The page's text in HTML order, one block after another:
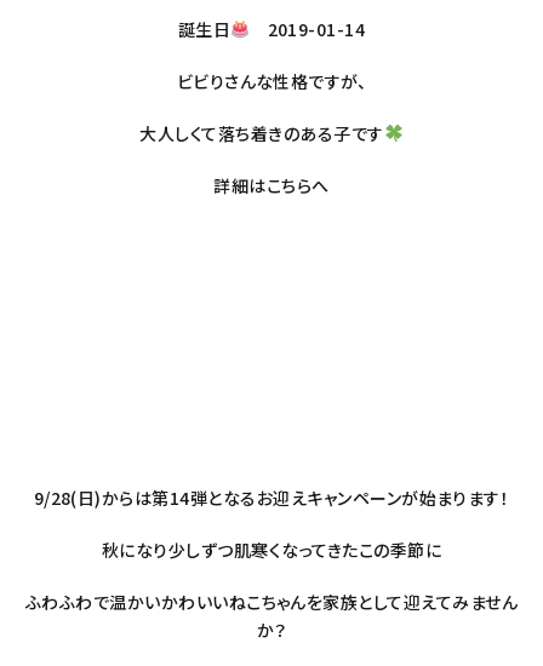
誕生日 2019-01-14
ビビりさんな性格ですが、
大人しくて落ち着きのある子です
詳細はこちらへ
9/28(日)からは第14弾となるお迎えキャンペーンが始まります！
秋になり少しずつ肌寒くなってきたこの季節に
ふわふわで温かいかわいいねこちゃんを家族として迎えてみません
か？